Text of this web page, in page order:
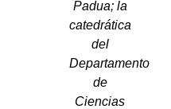
Padua; la
catedrática
del
Departamento
de
Ciencias